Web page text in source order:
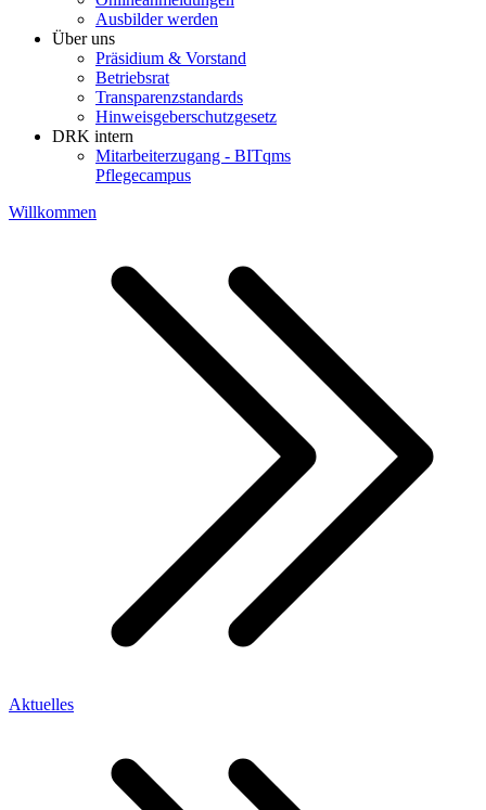
Ausbilder werden
Über uns
Präsidium & Vorstand
Betriebsrat
Transparenzstandards
Hinweisgeberschutzgesetz
DRK intern
Mitarbeiterzugang - BITqms
Pflegecampus
Willkommen
Aktuelles